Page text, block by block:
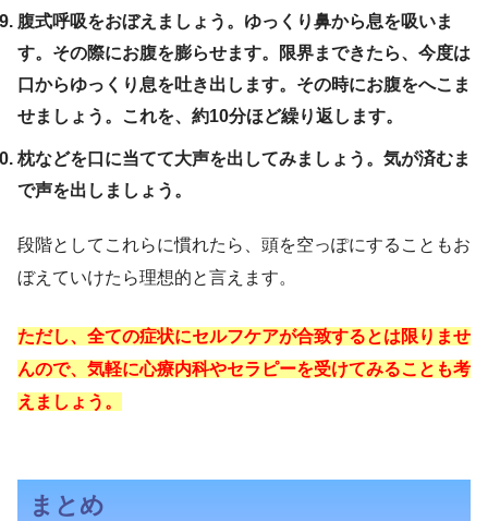
腹式呼吸をおぼえましょう。ゆっくり鼻から息を吸いま
す。その際にお腹を膨らせます。限界まできたら、今度は
口からゆっくり息を吐き出します。その時にお腹をへこま
せましょう。これを、約10分ほど繰り返します。
枕などを口に当てて大声を出してみましょう。気が済むま
で声を出しましょう。
段階としてこれらに慣れたら、頭を空っぽにすることもお
ぼえていけたら理想的と言えます。
ただし、全ての症状にセルフケアが合致するとは限りませ
んので、気軽に心療内科やセラピーを受けてみることも考
えましょう。
まとめ